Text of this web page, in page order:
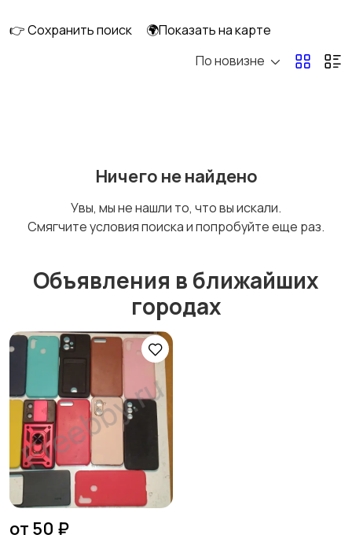
Запчасти
аккумуляторы
👉 Сохранить поиск
🌍Показать на карте
По новизне
Ничего не найдено
Увы, мы не нашли то, что вы искали.
Смягчите условия поиска и попробуйте еще раз.
Объявления в ближайших
городах
от 50 ₽